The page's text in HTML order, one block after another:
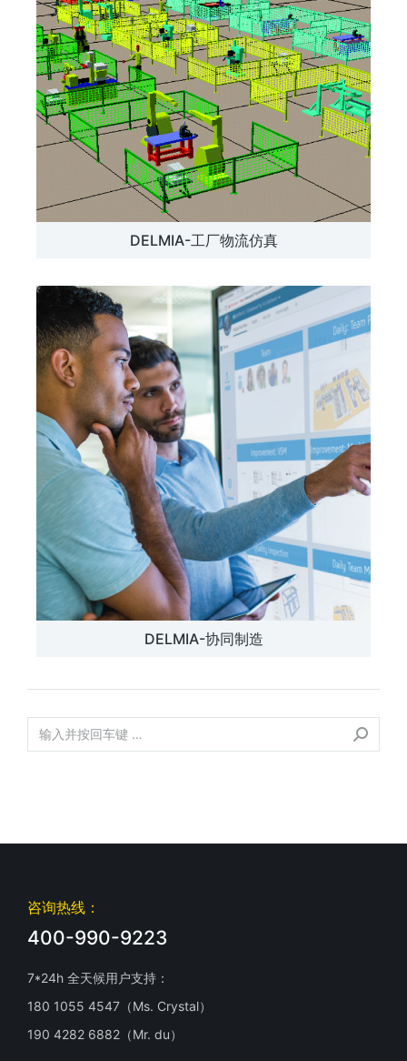
DELMIA-工厂物流仿真
DELMIA-协同制造
咨询热线：
400-990-9223
7*24h 全天候用户支持：
180 1055 4547（Ms. Crystal）
190 4282 6882（Mr. du）